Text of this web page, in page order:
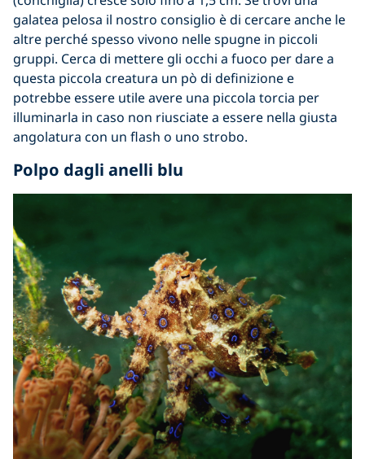
galatea pelosa il nostro consiglio è di cercare anche le
altre perché spesso vivono nelle spugne in piccoli
gruppi. Cerca di mettere gli occhi a fuoco per dare a
questa piccola creatura un pò di definizione e
potrebbe essere utile avere una piccola torcia per
illuminarla in caso non riusciate a essere nella giusta
angolatura con un flash o uno strobo.
Polpo dagli anelli blu